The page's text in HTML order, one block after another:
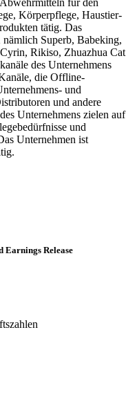
Körperpflege, Haustier-
tätig. Das
Superb, Babeking,
Rikiso, Zhuazhua Cat
des Unternehmens
die Offline-
und
und andere
Unternehmens zielen auf
und
Unternehmen ist
Earnings Release